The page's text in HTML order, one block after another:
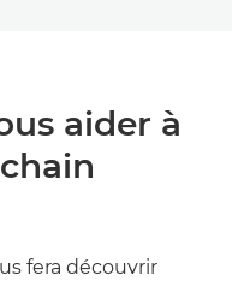
aider à
fera découvrir